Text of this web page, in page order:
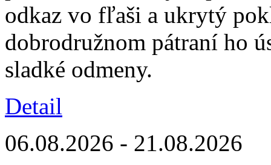
odkaz vo fľaši a ukrytý
dobrodružnom pátraní ho
sladké odmeny.
Detail
06.08.2026 - 21.08.2026